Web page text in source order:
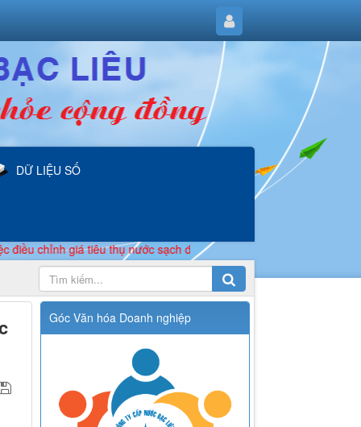
DỮ LIỆU SỐ
giá tiêu thụ nước sạch địa bàn một số phường, xã thuộc tỉnh Cà
Góc Văn hóa Doanh nghiệp